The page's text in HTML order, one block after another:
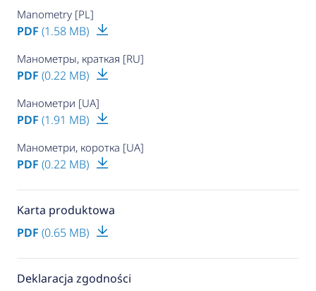
Manometry [PL]
PDF (1.58 MB)
Манометры, краткая [RU]
PDF (0.22 MB)
Манометри [UA]
PDF (1.91 MB)
Манометри, коротка [UA]
PDF (0.22 MB)
Karta produktowa
PDF (0.65 MB)
Deklaracja zgodności